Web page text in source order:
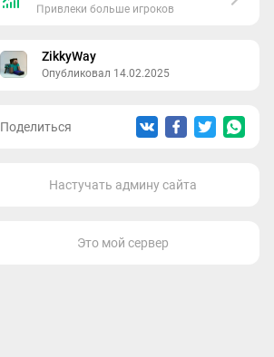
Привлеки больше игроков
ZikkyWay
Опубликовал 14.02.2025
Поделиться
Настучать админу сайта
Это мой сервер